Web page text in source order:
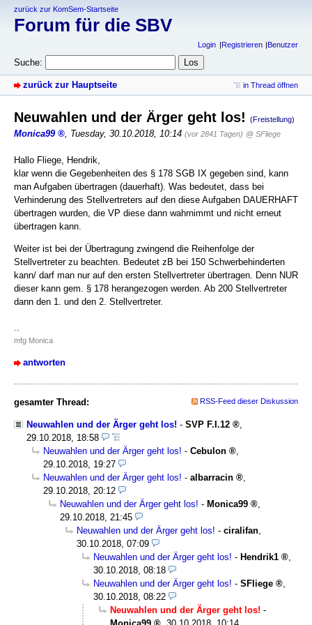
zurück zur KomSem-Startseite
Forum für die SBV
Login Registrieren Benutzer
Suche:
zurück zur Hauptseite in Thread öffnen
Neuwahlen und der Ärger geht los! (Freistellung)
Monica99 , Tuesday, 30.10.2018, 10:14 (vor 2841 Tagen) @ SFliege
Hallo Fliege, Hendrik,
klar wenn die Gegebenheiten des § 178 SGB IX gegeben sind, kann
man Aufgaben übertragen (dauerhaft). Was bedeutet, dass bei
Verhinderung des Stellvertreters auf den diese Aufgaben DAUERHAFT
übertragen wurden, die VP diese dann wahrnimmt und nicht erneut
übertragen kann.
Weiter ist bei der Übertragung zwingend die Reihenfolge der
Stellvertreter zu beachten. Bedeutet zB bei 150 Schwerbehinderten
kann/ darf man nur auf den ersten Stellvertreter übertragen. Denn NUR
dieser kann gem. § 178 herangezogen werden. Ab 200 Stellvertreter
dann den 1. und den 2. Stellvertreter.
--
mfg Monica
antworten
gesamter Thread: RSS-Feed dieser Diskussion
Neuwahlen und der Ärger geht los! - SVP F.I.12
29.10.2018, 18:58
Neuwahlen und der Ärger geht los! - Cebulon
29.10.2018, 19:27
Neuwahlen und der Ärger geht los! - albarracin
29.10.2018, 20:12
Neuwahlen und der Ärger geht los! - Monica99
29.10.2018, 21:45
Neuwahlen und der Ärger geht los! - ciralifan
30.10.2018, 07:09
Neuwahlen und der Ärger geht los! - Hendrik1
30.10.2018, 08:18
Neuwahlen und der Ärger geht los! - SFliege
30.10.2018, 08:22
Neuwahlen und der Ärger geht los! -